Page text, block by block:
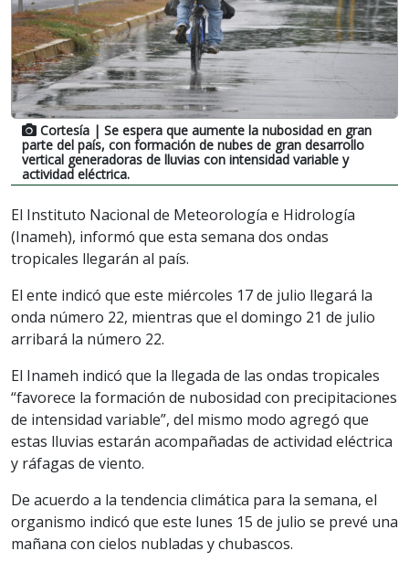
Cortesía | Se espera que aumente la nubosidad en gran
parte del país, con formación de nubes de gran desarrollo
vertical generadoras de lluvias con intensidad variable y
actividad eléctrica.
El Instituto Nacional de Meteorología e Hidrología
(Inameh), informó que esta semana dos ondas
tropicales llegarán al país.
El ente indicó que este miércoles 17 de julio llegará la
onda número 22, mientras que el domingo 21 de julio
arribará la número 22.
El Inameh indicó que la llegada de las ondas tropicales
“favorece la formación de nubosidad con precipitaciones
de intensidad variable”, del mismo modo agregó que
estas lluvias estarán acompañadas de actividad eléctrica
y ráfagas de viento.
De acuerdo a la tendencia climática para la semana, el
organismo indicó que este lunes 15 de julio se prevé una
mañana con cielos nubladas y chubascos.